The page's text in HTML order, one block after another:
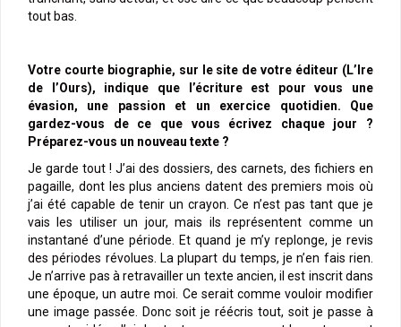
tout bas.
Votre courte biographie, sur le site de votre éditeur (L’Ire
de l’Ours), indique que l’écriture est pour vous une
évasion, une passion et un exercice quotidien. Que
gardez-vous de ce que vous écrivez chaque jour ?
Préparez-vous un nouveau texte ?
Je garde tout ! J’ai des dossiers, des carnets, des fichiers en
pagaille, dont les plus anciens datent des premiers mois où
j’ai été capable de tenir un crayon. Ce n’est pas tant que je
vais les utiliser un jour, mais ils représentent comme un
instantané d’une période. Et quand je m’y replonge, je revis
des périodes révolues. La plupart du temps, je n’en fais rien.
Je n’arrive pas à retravailler un texte ancien, il est inscrit dans
une époque, un autre moi. Ce serait comme vouloir modifier
une image passée. Donc soit je réécris tout, soit je passe à